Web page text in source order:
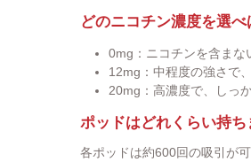
どのニコチン濃度を選べ
0mg：ニコチンを含まな
12mg：中程度の強さで
20mg：高濃度で、しっ
ポッドはどれくらい持ち
各ポッドは約600回の吸引が